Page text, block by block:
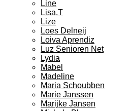
Line
Lisa.T
Lize
Loes Delneij
Loiva Aprendiz
Luz Senioren Net
Lydia
Mabel
Madeline
Maria Schoubben
Marie Janssen
Marijke Jansen